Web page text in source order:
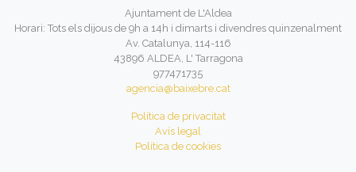
Ajuntament de L'Aldea
Horari: Tots els dijous de 9h a 14h i dimarts i divendres quinzenalment
Av. Catalunya, 114-116
43896 ALDEA, L' Tarragona
977471735
agencia@baixebre.cat
Política de privacitat
Avís legal
Política de cookies